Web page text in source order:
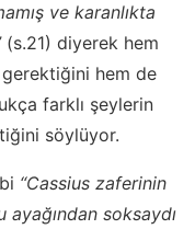
ve karanlıkta
(s.21) diyerek hem
gerektiğini hem de
farklı şeylerin
söylüyor.
“Cassius zaferinin
ayağından soksaydı